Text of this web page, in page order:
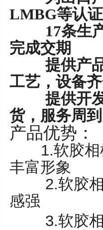
LMBG等认证
17条生产
完成交期
提供产品
工艺，设备
提供开发
货，服务周到
产品优势：
1.软胶
丰富形象
2.软胶
感强
3.软胶相